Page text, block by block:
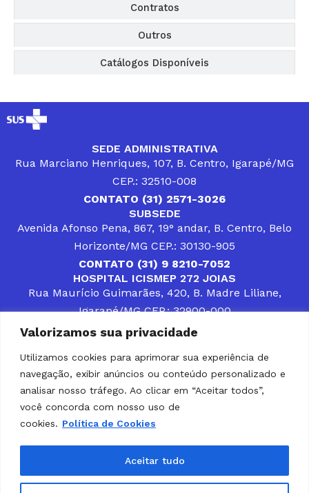
Valorizamos sua privacidade
Utilizamos cookies para aprimorar sua experiência de
navegação, exibir anúncios ou conteúdo personalizado e
analisar nosso tráfego. Ao clicar em “Aceitar todos”,
você concorda com nosso uso de
cookies. Política de Cookies
Aceitar tudo
Contratos
Outros
Catálogos Disponíveis
SEDE ADMINISTRATIVA
Rua Marciano Henriques, 107, B. Centro, Igarapé/MG
CEP.: 32510-008
CONTATO (31) 2571-3026
SUBSEDE
Avenida Afonso Pena, 867, 19° andar, B. Centro, Belo
Horizonte/MG CEP.: 30130-905
CONTATO (31) 9 8210-7052
HOSPITAL ICISMEP 272 JOIAS
Rua Maurício Guimarães, 420, B. Madre Liliane,
Igarapé/MG CEP.: 32900-000
CONTATOS (31) 3512-4400 ou (31) 9 8309-8660
DESENVOLVER SOLUÇÕES, AÇÕES E SERVIÇOS
PÚBLICOS QUE COMPLEMENTEM A ASSISTÊNCIA À
POPULAÇÃO DA REGIÃO EM QUE ATUA, SENDO
PARCEIRO DOS MUNICÍPIOS CONSORCIADOS NA
SOLUÇÃO DE DIFICULDADES ENFRENTADAS POR
GESTORES MUNICIPAIS, É O COMPROMISSO DO
ICISMEP.
Home Institucional Municípios
Portal da Integridade
LGPD